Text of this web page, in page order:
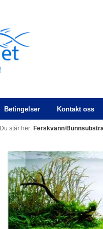
Betingelser Kontakt oss
Du står her: Ferskvann/